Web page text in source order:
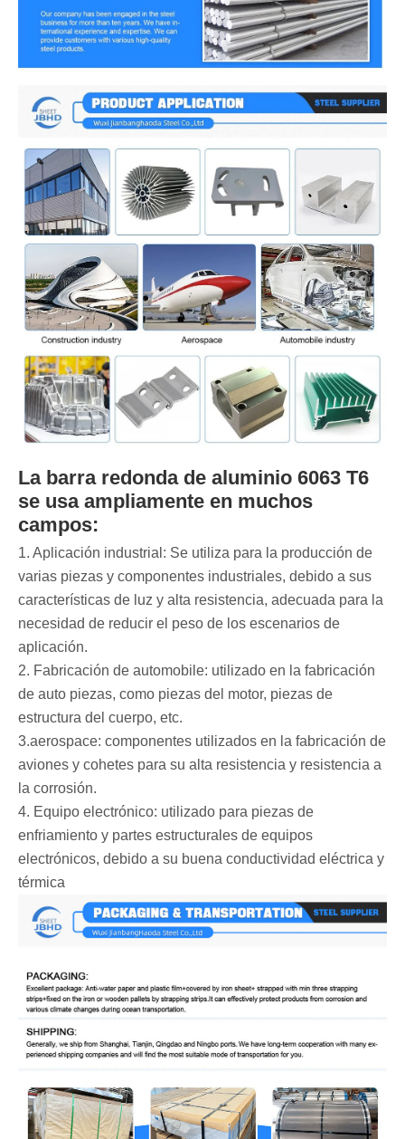
La barra redonda de aluminio 6063 T6
se usa ampliamente en muchos
campos:
1. Aplicación industrial: Se utiliza para la producción de
varias piezas y componentes industriales, debido a sus
características de luz y alta resistencia, adecuada para la
necesidad de reducir el peso de los escenarios de
aplicación.
‌2. Fabricación de automobile: utilizado en la fabricación
de auto piezas, como piezas del motor, piezas de
estructura del cuerpo, etc.
‌3.aerospace: componentes utilizados en la fabricación de
aviones y cohetes para su alta resistencia y resistencia a
la corrosión.
‌4. Equipo electrónico: utilizado para piezas de
enfriamiento y partes estructurales de equipos
electrónicos, debido a su buena conductividad eléctrica y
térmica